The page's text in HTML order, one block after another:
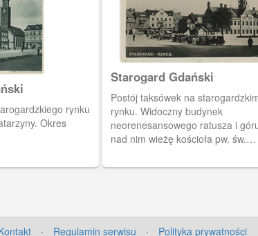
rynku
Okres
Starogard Gdański
Postój taksówek na
rynku. Widoczny budynek
neorenesansowego ratusza i
nad nim wieżę kościoła pw. św.
· Regulamin serwisu · Polityka prywatności